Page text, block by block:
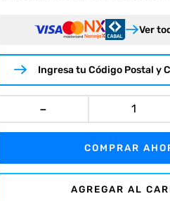
Ver
Ingresa tu Código Postal y
－
COMPRAR
AGREGAR AL